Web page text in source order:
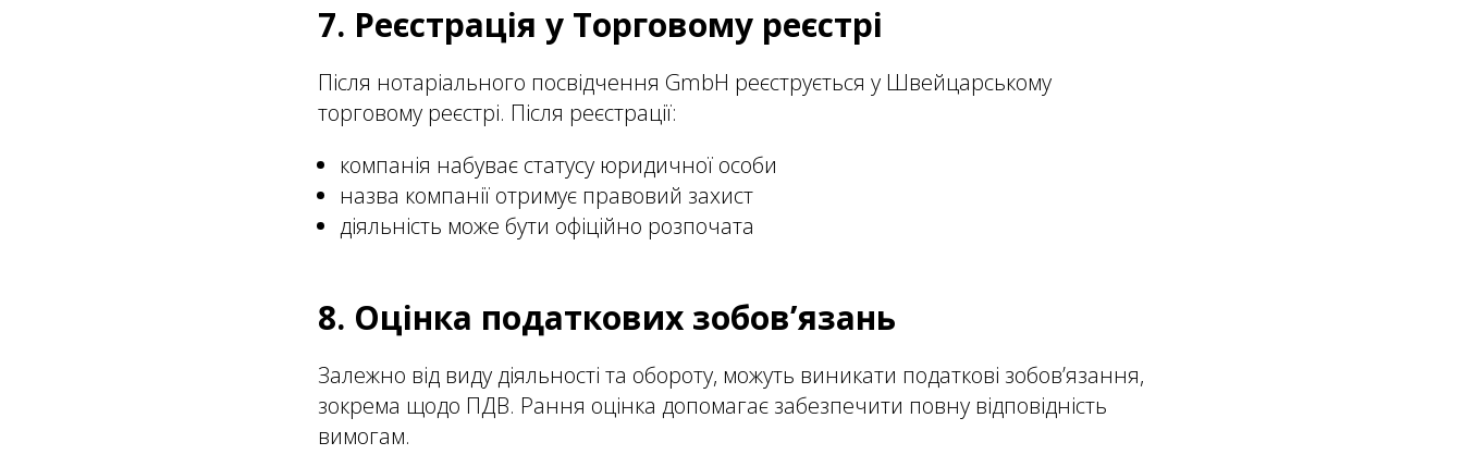
7. Реєстрація у Торговому реєстрі
Після нотаріального посвідчення GmbH реєструється у Швейцарському
торговому реєстрі. Після реєстрації:
компанія набуває статусу юридичної особи
назва компанії отримує правовий захист
діяльність може бути офіційно розпочата
8. Оцінка податкових зобов’язань
Залежно від виду діяльності та обороту, можуть виникати податкові зобов’язання,
зокрема щодо ПДВ. Рання оцінка допомагає забезпечити повну відповідність
вимогам.